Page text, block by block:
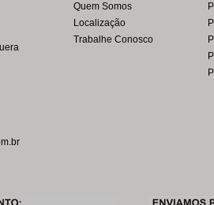
Quem Somos
Localização
Trabalhe Conosco